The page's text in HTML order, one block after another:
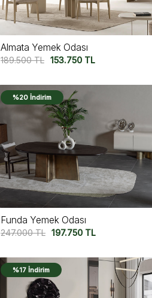
Almata Yemek Odası
189.500TL 153.750 TL
%20 İndirim
Funda Yemek Odası
247.000TL 197.750 TL
%17 İndirim